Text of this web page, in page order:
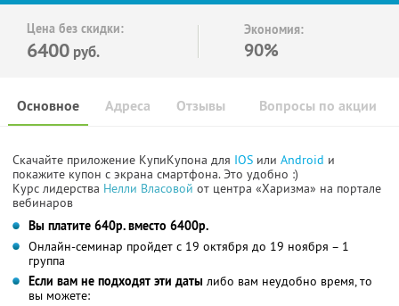
Цена без скидки:
6400 руб.
Экономия:
90%
Основное Отзывы Вопросы по акции
Адреса
Скачайте приложение КупиКупона для IOS или Android и
покажите купон с экрана смартфона. Это удобно :)
Курс лидерства Нелли Власовой от центра «Харизма» на портале
вебинаров
Вы платите 640р. вместо 6400р.
Онлайн-семинар пройдет с 19 октября до 19 ноября – 1
группа
Если вам не подходят эти даты либо вам неудобно время, то
вы можете: